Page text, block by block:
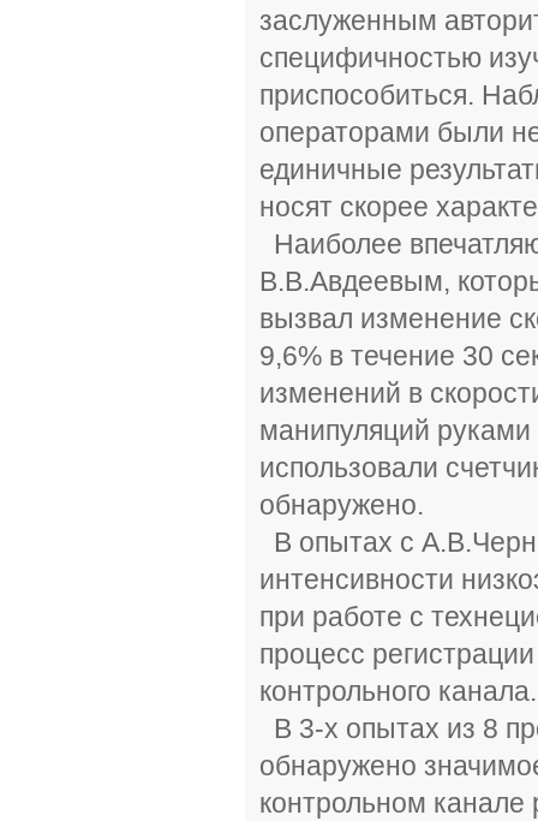
заслуженным
специфичностью
приспособиться.
операторами были
единичные
носят скорее
Наиболее
В.В.Авдеевым,
вызвал изменение
9,6% в течение 30
изменений в
манипуляций руками
использовали
обнаружено.
В опытах с
интенсивности
при работе с
процесс
контрольного канала.
В 3-х опытах из 8
обнаружено
контрольном канале